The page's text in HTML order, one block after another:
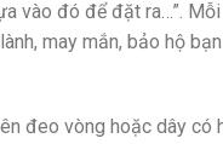
vào đó để đặt ra…”.
may mắn, bảo hộ
đeo vòng hoặc dây có